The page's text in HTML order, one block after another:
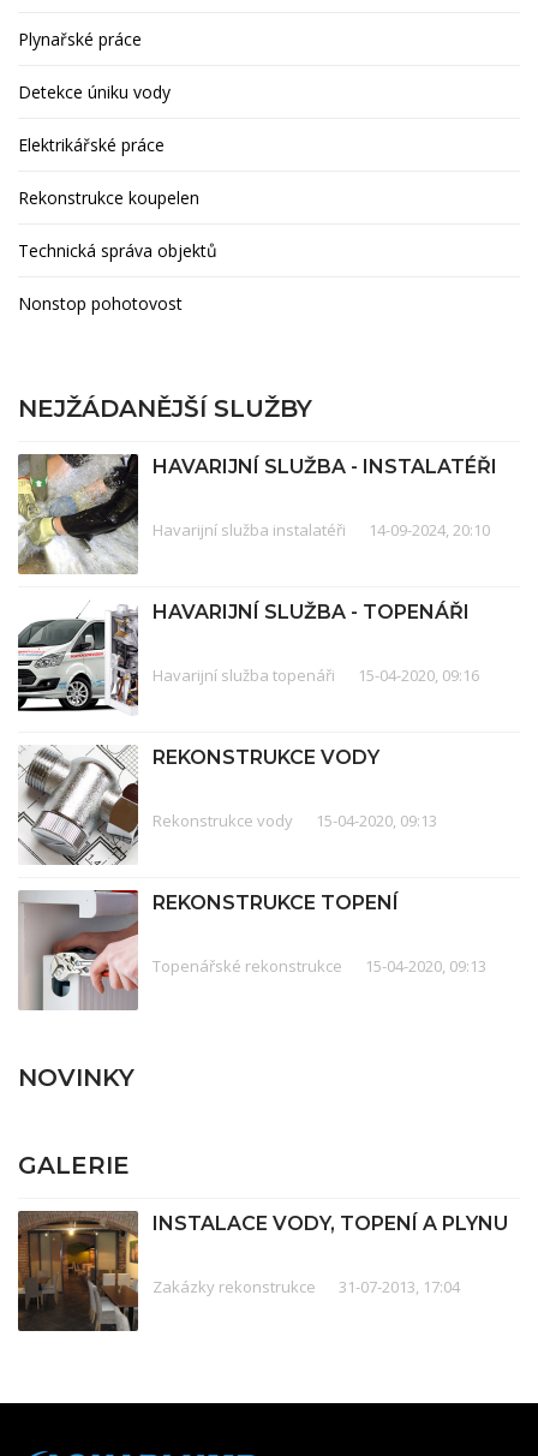
Plynařské práce
Detekce úniku vody
Elektrikářské práce
Rekonstrukce koupelen
Technická správa objektů
Nonstop pohotovost
NEJŽÁDANĚJŠÍ SLUŽBY
HAVARIJNÍ SLUŽBA - INSTALATÉŘI
Havarijní služba instalatéři 14-09-2024, 20:10
HAVARIJNÍ SLUŽBA - TOPENÁŘI
Havarijní služba topenáři 15-04-2020, 09:16
REKONSTRUKCE VODY
Rekonstrukce vody 15-04-2020, 09:13
REKONSTRUKCE TOPENÍ
Topenářské rekonstrukce 15-04-2020, 09:13
NOVINKY
GALERIE
INSTALACE VODY, TOPENÍ A PLYNU
Zakázky rekonstrukce 31-07-2013, 17:04